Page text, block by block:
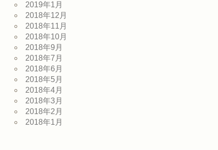
2019年1月
2018年12月
2018年11月
2018年10月
2018年9月
2018年7月
2018年6月
2018年5月
2018年4月
2018年3月
2018年2月
2018年1月